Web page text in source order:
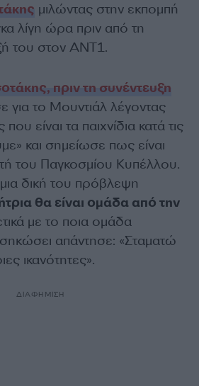
μιλώντας στην εκπομπή
λίγη ώρα πριν από τη
του στον ΑΝΤ1.
πριν τη συνέντευξη
για το Μουντιάλ λέγοντας
είναι τα παιχνίδια κατά τις
και σημείωσε πως είναι
του Παγκοσμίου Κυπέλλου.
δική του πρόβλεψη
θα είναι ομάδα από την
με το ποια ομάδα
απάντησε: «Σταματώ
ικανότητες».
ΔΙΑΦΗΜΙΣΗ